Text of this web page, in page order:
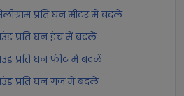
प्रति घन मीटर में बदलें
प्रति घन इंच में बदलें
प्रति घन फीट में बदलें
प्रति घन गज में बदलें